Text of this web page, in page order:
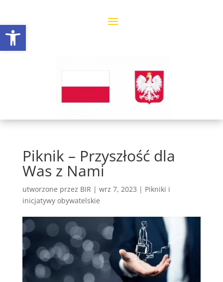
Open toolbar
Piknik – Przyszłość dla
Was z Nami
utworzone przez BIR | wrz 7, 2023 | Pikniki i
inicjatywy obywatelskie